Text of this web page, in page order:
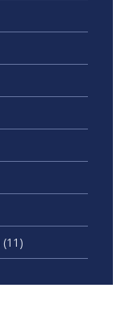
(11)